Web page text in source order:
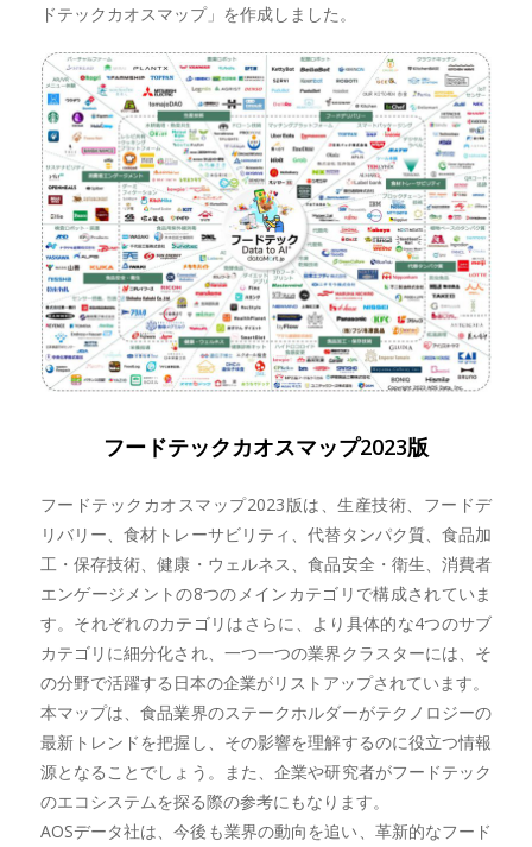
ドテックカオスマップ」を作成しました。
フードテックカオスマップ2023版
フードテックカオスマップ2023版は、生産技術、フードデ
リバリー、食材トレーサビリティ、代替タンパク質、食品加
工・保存技術、健康・ウェルネス、食品安全・衛生、消費者
エンゲージメントの8つのメインカテゴリで構成されていま
す。それぞれのカテゴリはさらに、より具体的な4つのサブ
カテゴリに細分化され、一つ一つの業界クラスターには、そ
の分野で活躍する日本の企業がリストアップされています。
本マップは、食品業界のステークホルダーがテクノロジーの
最新トレンドを把握し、その影響を理解するのに役立つ情報
源となることでしょう。また、企業や研究者がフードテック
のエコシステムを探る際の参考にもなります。
AOSデータ社は、今後も業界の動向を追い、革新的なフード